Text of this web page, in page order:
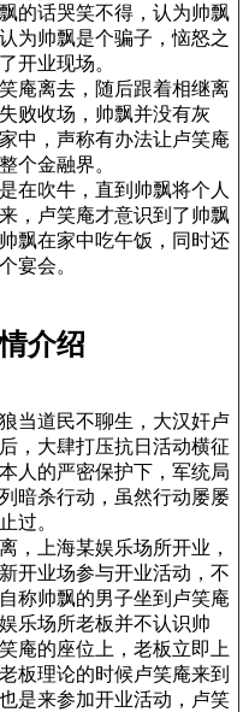
的话哭笑不得，认为帅飘
为帅飘是个骗子，恼怒之
开业现场。
庵离去，随后跟着相继离
败收场，帅飘并没有灰
中，声称有办法让卢笑庵
个金融界。
在吹牛，直到帅飘将个人
，卢笑庵才意识到了帅飘
飘在家中吃午饭，同时还
宴会。
介绍
当道民不聊生，大汉奸卢
，大肆打压抗日活动横征
人的严密保护下，军统局
暗杀行动，虽然行动屡屡
过。
，上海某娱乐场所开业，
开业场参与开业活动，不
称帅飘的男子坐到卢笑庵
乐场所老板并不认识帅
庵的座位上，老板立即上
板理论的时候卢笑庵来到
是来参加开业活动，卢笑